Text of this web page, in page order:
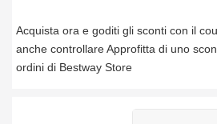
Acquista ora e goditi gli sconti con il
anche controllare Approfitta di uno
ordini di Bestway Store